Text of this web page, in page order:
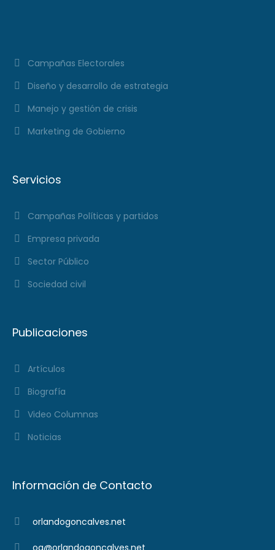
Campañas Electorales
Diseño y desarrollo de estrategia
Manejo y gestión de crisis
Marketing de Gobierno
Servicios
Campañas Políticas y partidos
Empresa privada
Sector Público
Sociedad civil
Publicaciones
Artículos
Biografía
Video Columnas
Noticias
Información de Contacto
orlandogoncalves.net
og@orlandogoncalves.net